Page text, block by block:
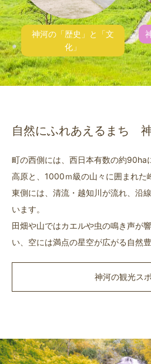
神河の「歴史」と「文
化」
自然にふれあえるまち
町の西側には、西日本有数の約90ha
高原と、1000ｍ級の山々に囲まれた
東側には、清流・越知川が流れ、沿
います。
田畑や山ではカエルや虫の鳴き声が
い、空には満点の星空が広がる自然豊
神河の観光ス